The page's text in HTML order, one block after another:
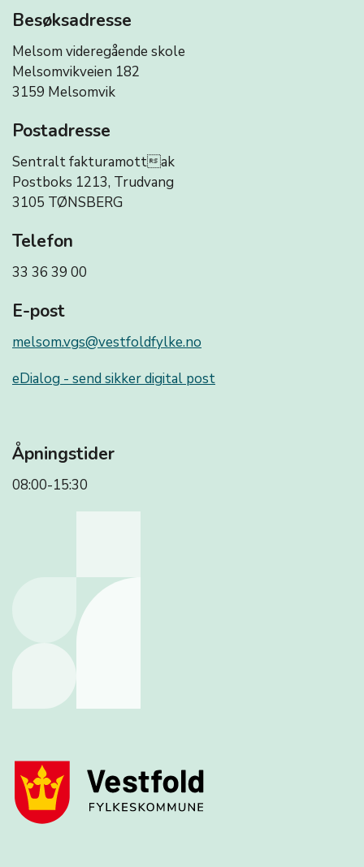
Besøksadresse
Melsom videregående skole
Melsomvikveien 182
3159 Melsomvik
Postadresse
Sentralt fakturamottak
Postboks 1213, Trudvang
3105 TØNSBERG
Telefon
33 36 39 00
E-post
melsom.vgs@vestfoldfylke.no
eDialog - send sikker digital post
Åpningstider
08:00-15:30